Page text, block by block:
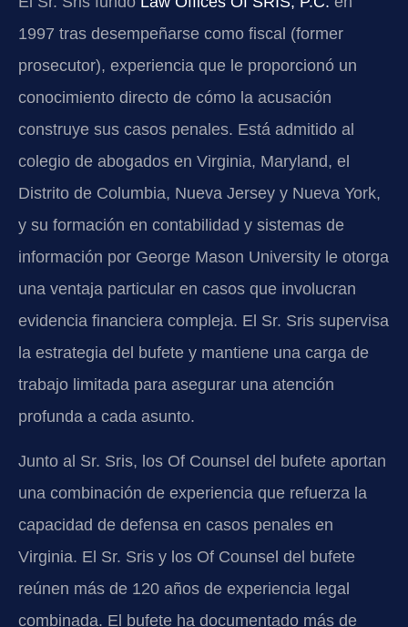
1997 tras desempeñarse como fiscal (former
prosecutor), experiencia que le proporcionó un
conocimiento directo de cómo la acusación
construye sus casos penales. Está admitido al
colegio de abogados en Virginia, Maryland, el
Distrito de Columbia, Nueva Jersey y Nueva York,
y su formación en contabilidad y sistemas de
información por George Mason University le otorga
una ventaja particular en casos que involucran
evidencia financiera compleja. El Sr. Sris supervisa
la estrategia del bufete y mantiene una carga de
trabajo limitada para asegurar una atención
profunda a cada asunto.
Junto al Sr. Sris, los Of Counsel del bufete aportan
una combinación de experiencia que refuerza la
capacidad de defensa en casos penales en
Virginia. El Sr. Sris y los Of Counsel del bufete
reúnen más de 120 años de experiencia legal
combinada. El bufete ha documentado más de